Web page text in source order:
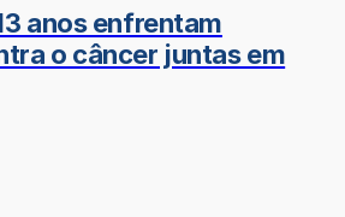
anos enfrentam
o câncer juntas em